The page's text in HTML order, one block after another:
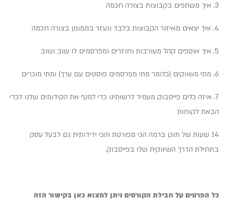
3. איך משתפים בקבוצות בצורה חכמה
4. איך יצאים מאיזור הקבוצות בלבד ונעזר בממומן בצורה חכמה
5. איך אוספים קהל מעורבות וחוזרים ומפרסמים לו שוב ושוב
6. מתי משווקים (כלומר מתי מפרסמים פוסטים עם ערך) ומתי מוכרים
7. איזה כלים פייסבוק מעמיד לרשותינו כדי למנף את הקידומים שלנו לכדי
הבאת לקוחות
14 שעות של תוכן ברמה הכי מפורטת והכי ידידותית גם לבעל עסק
בתחילת הדרך השיווקית שלו בפייסבוק.
כל הפרטים על חבילת הקורסים ניתן למצוא כאן בקישור הזה